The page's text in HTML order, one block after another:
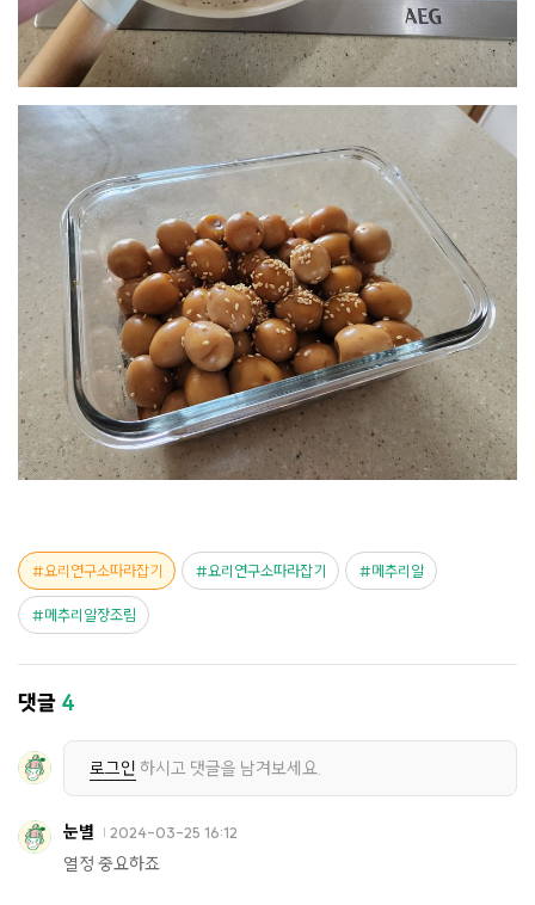
요리연구소따라잡기 요리연구소따라잡기 메추리알
메추리알장조림
댓글 4
로그인 하시고 댓글을 남겨보세요.
눈별 2024-03-25 16:12
열정 중요하죠